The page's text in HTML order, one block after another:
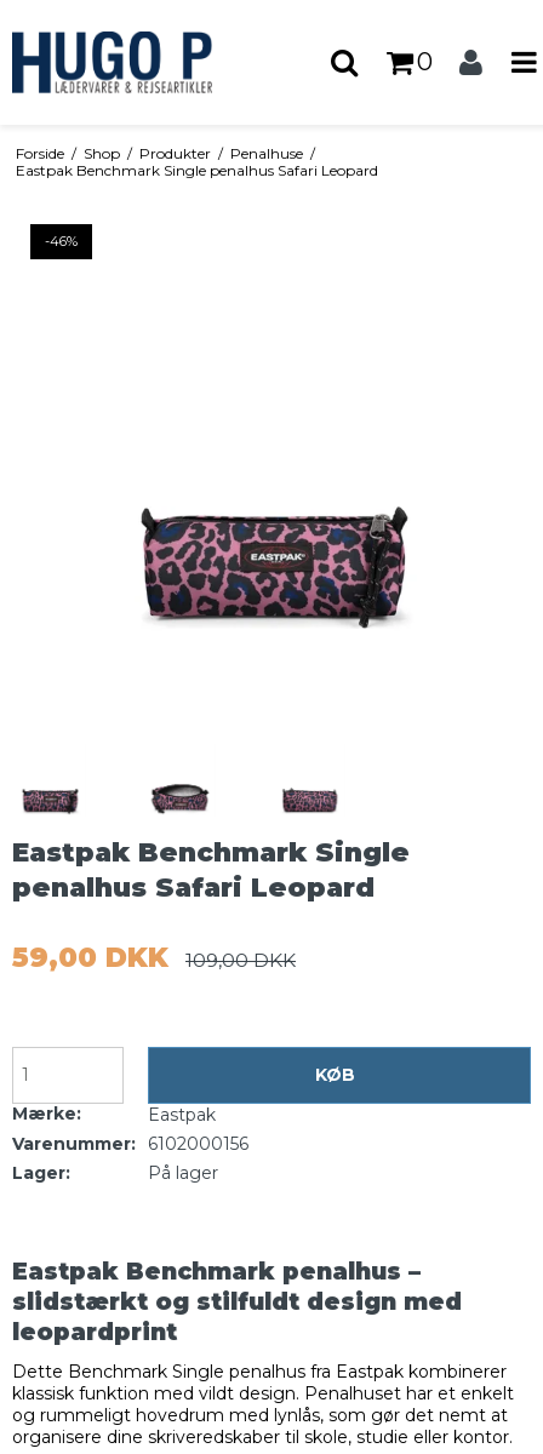
0
Forside / Shop / Produkter / Penalhuse /
Eastpak Benchmark Single penalhus Safari Leopard
-46%
Eastpak Benchmark Single
penalhus Safari Leopard
59,00 DKK 109,00 DKK
KØB
Mærke:
Eastpak
Varenummer:
6102000156
Lager:
På lager
Eastpak Benchmark penalhus –
slidstærkt og stilfuldt design med
leopardprint
Dette Benchmark Single penalhus fra Eastpak kombinerer
klassisk funktion med vildt design. Penalhuset har et enkelt
og rummeligt hovedrum med lynlås, som gør det nemt at
organisere dine skriveredskaber til skole, studie eller kontor.